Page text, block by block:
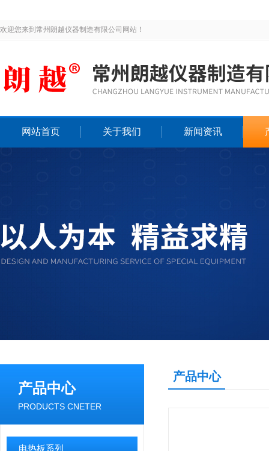
欢迎您来到常州朗越仪器制造有限公司网站！
网站首页 关于我们 新闻资讯
产品中心
PRODUCTS CNETER
电热板系列
产品中心